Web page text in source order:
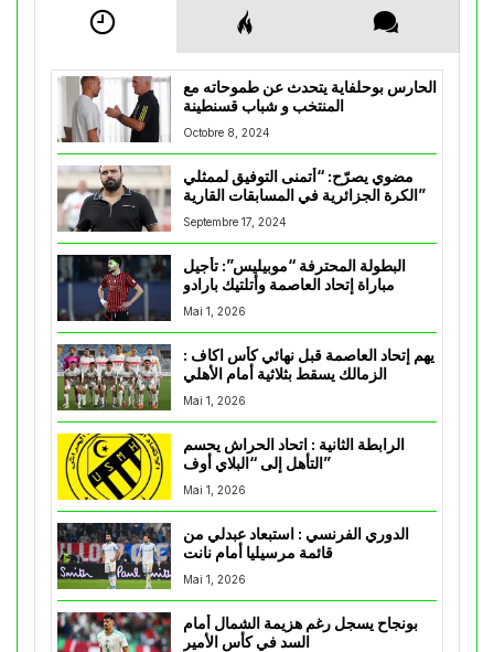
الحارس بوحلفاية يتحدث عن طموحاته مع
المنتخب و شباب قسنطينة
Octobre 8, 2024
مضوي يصرّح: “أتمنى التوفيق لممثلي
الكرة الجزائرية في المسابقات القارية”
Septembre 17, 2024
البطولة المحترفة “موبيليس”: تأجيل
مباراة إتحاد العاصمة وأتلتيك بارادو
Mai 1, 2026
يهم إتحاد العاصمة قبل نهائي كأس اكاف :
Mai 1, 2026
الرابطة الثانية : اتحاد الحراش يحسم
التأهل إلى “البلاي أوف”
Mai 1, 2026
الدوري الفرنسي : استبعاد عبدلي من
قائمة مرسيليا أمام نانت
Mai 1, 2026
بونجاح يسجل رغم هزيمة الشمال أمام
السد في كأس الأمير